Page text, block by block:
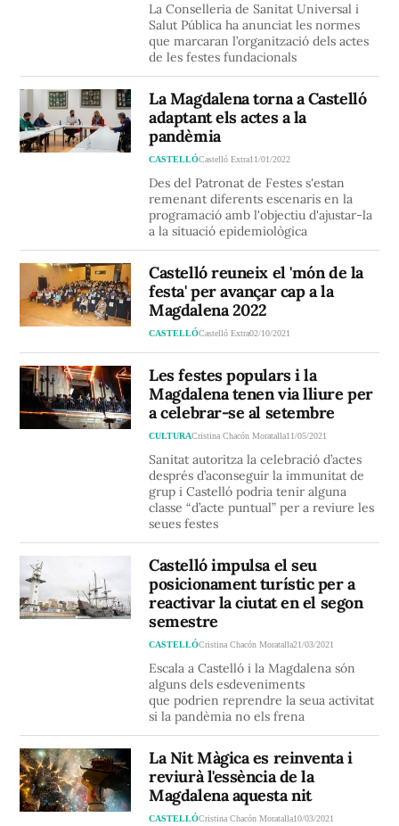
La Conselleria de Sanitat Universal i
Salut Pública ha anunciat les normes
que marcaran l’organització dels actes
de les festes fundacionals
La Magdalena torna a Castelló
adaptant els actes a la
pandèmia
CASTELLÓCastelló Extra11/01/2022
Des del Patronat de Festes s'estan
remenant diferents escenaris en la
programació amb l'objectiu d'ajustar-la
a la situació epidemiològica
Castelló reuneix el 'món de la
festa' per avançar cap a la
Magdalena 2022
CASTELLÓCastelló Extra02/10/2021
Les festes populars i la
Magdalena tenen via lliure per
a celebrar-se al setembre
CULTURACristina Chacón Moratalla11/05/2021
Sanitat autoritza la celebració d’actes
després d’aconseguir la immunitat de
grup i Castelló podria tenir alguna
classe “d’acte puntual” per a reviure les
seues festes
Castelló impulsa el seu
posicionament turístic per a
reactivar la ciutat en el segon
semestre
CASTELLÓCristina Chacón Moratalla21/03/2021
Escala a Castelló i la Magdalena són
alguns dels esdeveniments
que podrien reprendre la seua activitat
si la pandèmia no els frena
La Nit Màgica es reinventa i
reviurà l'essència de la
Magdalena aquesta nit
CASTELLÓCristina Chacón Moratalla10/03/2021